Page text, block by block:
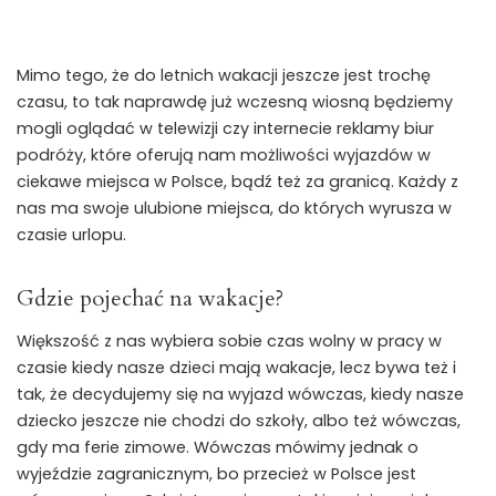
Mimo tego, że do letnich wakacji jeszcze jest trochę
czasu, to tak naprawdę już wczesną wiosną będziemy
mogli oglądać w telewizji czy internecie reklamy biur
podróży, które oferują nam możliwości wyjazdów w
ciekawe miejsca w Polsce, bądź też za granicą. Każdy z
nas ma swoje ulubione miejsca, do których wyrusza w
czasie urlopu.
Gdzie pojechać na wakacje?
Większość z nas wybiera sobie czas wolny w pracy w
czasie kiedy nasze dzieci mają wakacje, lecz bywa też i
tak, że decydujemy się na wyjazd wówczas, kiedy nasze
dziecko jeszcze nie chodzi do szkoły, albo też wówczas,
gdy ma ferie zimowe. Wówczas mówimy jednak o
wyjeździe zagranicznym, bo przecież w Polsce jest